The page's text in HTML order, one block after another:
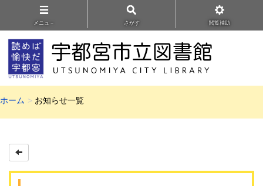
メニュ－ さがす 閲覧補助
ホーム お知らせ一覧